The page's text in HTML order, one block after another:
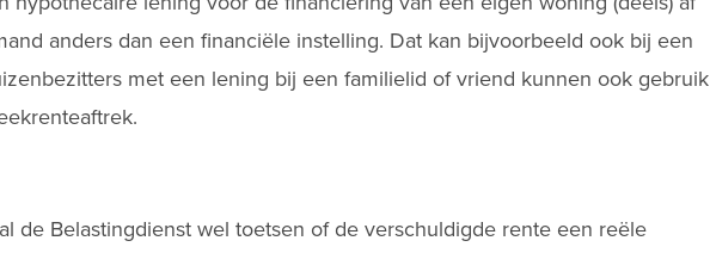
anders dan een financiële instelling. Dat kan bijvoorbeeld ook bij een
met een lening bij een familielid of vriend kunnen ook gebruik
de Belastingdienst wel toetsen of de verschuldigde rente een reële